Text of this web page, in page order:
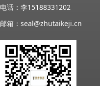
电话：李15188331202
邮箱：seal@zhutaikeji.cn